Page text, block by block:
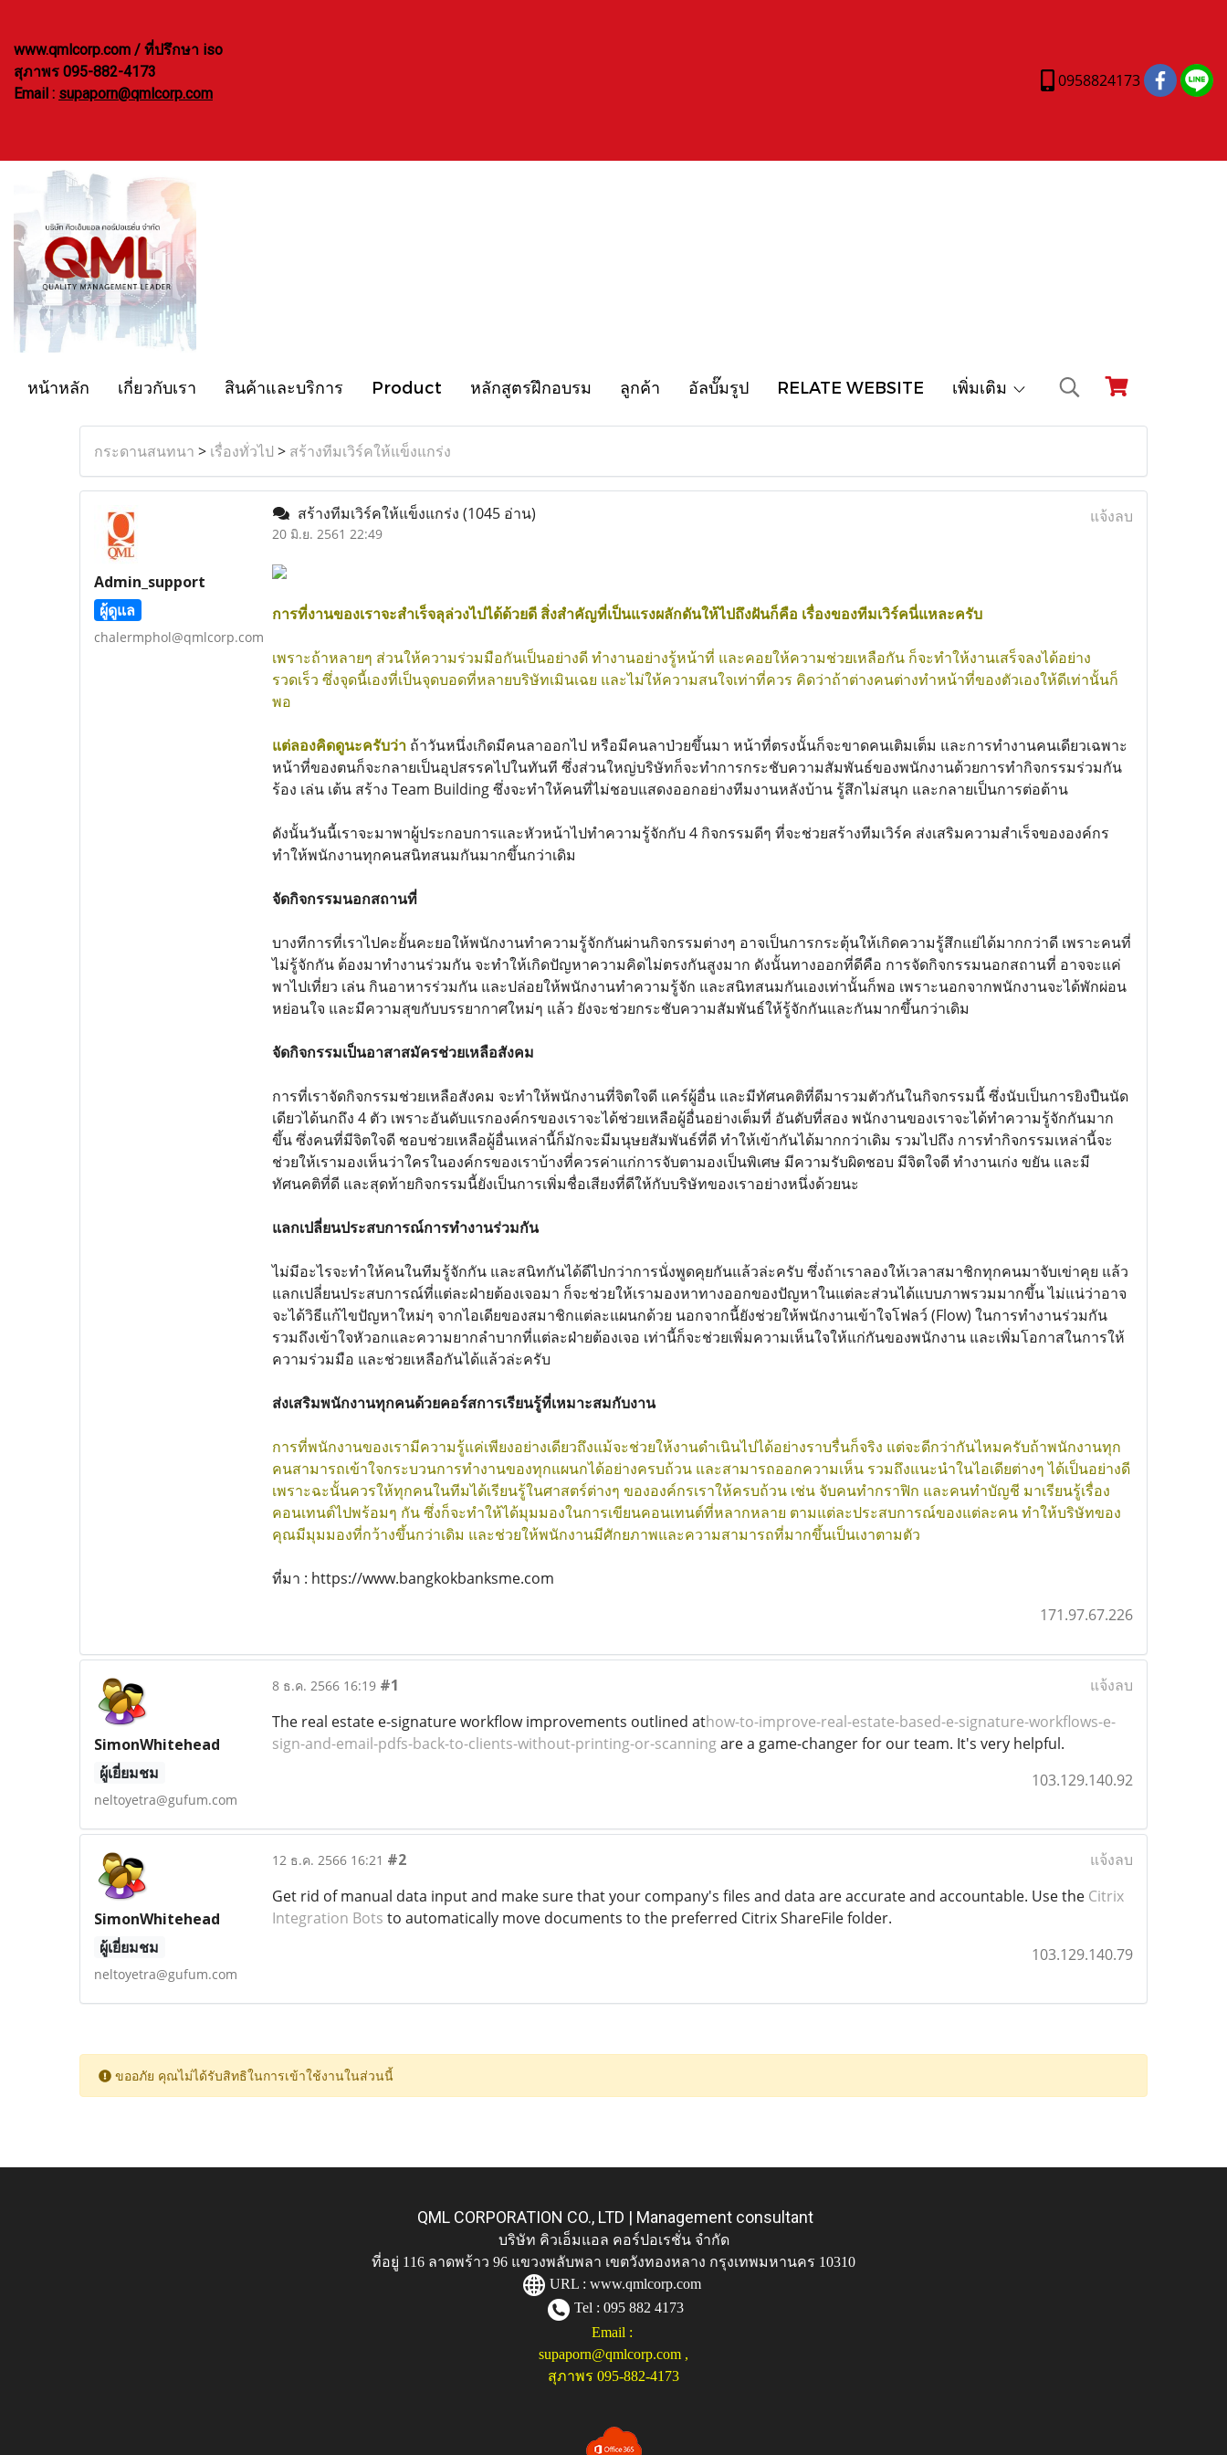
www.qmlcorp.com / ที่ปรึกษา iso
สุภาพร 095-882-4173
Email : supaporn@qmlcorp.com
0958824173
หน้าหลัก เกี่ยวกับเรา สินค้าและบริการ Product หลักสูตรฝึกอบรม ลูกค้า อัลบั๊มรูป RELATE WEBSITE เพิ่มเติม
กระดานสนทนา > เรื่องทั่วไป > สร้างทีมเวิร์คให้แข็งแกร่ง
Admin_support
ผู้ดูแล
chalermphol@qmlcorp.com
สร้างทีมเวิร์คให้แข็งแกร่ง (1045 อ่าน)
20 มิ.ย. 2561 22:49
แจ้งลบ
การที่งานของเราจะสำเร็จลุล่วงไปได้ด้วยดี สิ่งสำคัญที่เป็นแรงผลักดันให้ไปถึงฝันก็คือ เรื่องของทีมเวิร์คนี่แหละครับ
เพราะถ้าหลายๆ ส่วนให้ความร่วมมือกันเป็นอย่างดี ทำงานอย่างรู้หน้าที่ และคอยให้ความช่วยเหลือกัน ก็จะทำให้งานเสร็จลงได้อย่าง
รวดเร็ว ซึ่งจุดนี้เองที่เป็นจุดบอดที่หลายบริษัทเมินเฉย และไม่ให้ความสนใจเท่าที่ควร คิดว่าถ้าต่างคนต่างทำหน้าที่ของตัวเองให้ดีเท่านั้นก็
พอ
แต่ลองคิดดูนะครับว่าถ้าวันหนึ่งเกิดมีคนลาออกไป หรือมีคนลาป่วยขึ้นมา หน้าที่ตรงนั้นก็จะขาดคนเติมเต็ม และการทำงานคนเดียวเฉพาะ
หน้าที่ของตนก็จะกลายเป็นอุปสรรคไปในทันที ซึ่งส่วนใหญ่บริษัทก็จะทำการกระชับความสัมพันธ์ของพนักงานด้วยการทำกิจกรรมร่วมกัน
ร้อง เล่น เต้น สร้าง Team Building ซึ่งจะทำให้คนที่ไม่ชอบแสดงออกอย่างทีมงานหลังบ้าน รู้สึกไม่สนุก และกลายเป็นการต่อต้าน
ดังนั้นวันนี้เราจะมาพาผู้ประกอบการและหัวหน้าไปทำความรู้จักกับ 4 กิจกรรมดีๆ ที่จะช่วยสร้างทีมเวิร์ค ส่งเสริมความสำเร็จขององค์กร
ทำให้พนักงานทุกคนสนิทสนมกันมากขึ้นกว่าเดิม
จัดกิจกรรมนอกสถานที่
บางทีการที่เราไปคะยั้นคะยอให้พนักงานทำความรู้จักกันผ่านกิจกรรมต่างๆ อาจเป็นการกระตุ้นให้เกิดความรู้สึกแย่ได้มากกว่าดี เพราะคนที่
ไม่รู้จักกัน ต้องมาทำงานร่วมกัน จะทำให้เกิดปัญหาความคิดไม่ตรงกันสูงมาก ดังนั้นทางออกที่ดีคือ การจัดกิจกรรมนอกสถานที่ อาจจะแค่
พาไปเที่ยว เล่น กินอาหารร่วมกัน และปล่อยให้พนักงานทำความรู้จัก และสนิทสนมกันเองเท่านั้นก็พอ เพราะนอกจากพนักงานจะได้พักผ่อน
หย่อนใจ และมีความสุขกับบรรยากาศใหม่ๆ แล้ว ยังจะช่วยกระชับความสัมพันธ์ให้รู้จักกันและกันมากขึ้นกว่าเดิม
จัดกิจกรรมเป็นอาสาสมัครช่วยเหลือสังคม
การที่เราจัดกิจกรรมช่วยเหลือสังคม จะทำให้พนักงานที่จิตใจดี แคร์ผู้อื่น และมีทัศนคติที่ดีมารวมตัวกันในกิจกรรมนี้ ซึ่งนับเป็นการยิงปืนนัด
เดียวได้นกถึง 4 ตัว เพราะอันดับแรกองค์กรของเราจะได้ช่วยเหลือผู้อื่นอย่างเต็มที่ อันดับที่สอง พนักงานของเราจะได้ทำความรู้จักกันมาก
ขึ้น ซึ่งคนที่มีจิตใจดี ชอบช่วยเหลือผู้อื่นเหล่านี้ก็มักจะมีมนุษยสัมพันธ์ที่ดี ทำให้เข้ากันได้มากกว่าเดิม รวมไปถึง การทำกิจกรรมเหล่านี้จะ
ช่วยให้เรามองเห็นว่าใครในองค์กรของเราบ้างที่ควรค่าแก่การจับตามองเป็นพิเศษ มีความรับผิดชอบ มีจิตใจดี ทำงานเก่ง ขยัน และมี
ทัศนคติที่ดี และสุดท้ายกิจกรรมนี้ยังเป็นการเพิ่มชื่อเสียงที่ดีให้กับบริษัทของเราอย่างหนึ่งด้วยนะ
แลกเปลี่ยนประสบการณ์การทำงานร่วมกัน
ไม่มีอะไรจะทำให้คนในทีมรู้จักกัน และสนิทกันได้ดีไปกว่าการนั่งพูดคุยกันแล้วล่ะครับ ซึ่งถ้าเราลองให้เวลาสมาชิกทุกคนมาจับเข่าคุย แล้ว
แลกเปลี่ยนประสบการณ์ที่แต่ละฝ่ายต้องเจอมา ก็จะช่วยให้เรามองหาทางออกของปัญหาในแต่ละส่วนได้แบบภาพรวมมากขึ้น ไม่แน่ว่าอาจ
จะได้วิธีแก้ไขปัญหาใหม่ๆ จากไอเดียของสมาชิกแต่ละแผนกด้วย นอกจากนี้ยังช่วยให้พนักงานเข้าใจโฟลว์ (Flow) ในการทำงานร่วมกัน
รวมถึงเข้าใจหัวอกและความยากลำบากที่แต่ละฝ่ายต้องเจอ เท่านี้ก็จะช่วยเพิ่มความเห็นใจให้แก่กันของพนักงาน และเพิ่มโอกาสในการให้
ความร่วมมือ และช่วยเหลือกันได้แล้วล่ะครับ
ส่งเสริมพนักงานทุกคนด้วยคอร์สการเรียนรู้ที่เหมาะสมกับงาน
การที่พนักงานของเรามีความรู้แค่เพียงอย่างเดียวถึงแม้จะช่วยให้งานดำเนินไปได้อย่างราบรื่นก็จริง แต่จะดีกว่ากันไหมครับถ้าพนักงานทุก
คนสามารถเข้าใจกระบวนการทำงานของทุกแผนกได้อย่างครบถ้วน และสามารถออกความเห็น รวมถึงแนะนำในไอเดียต่างๆ ได้เป็นอย่างดี
เพราะฉะนั้นควรให้ทุกคนในทีมได้เรียนรู้ในศาสตร์ต่างๆ ขององค์กรเราให้ครบถ้วน เช่น จับคนทำกราฟิก และคนทำบัญชี มาเรียนรู้เรื่อง
คอนเทนต์ไปพร้อมๆ กัน ซึ่งก็จะทำให้ได้มุมมองในการเขียนคอนเทนต์ที่หลากหลาย ตามแต่ละประสบการณ์ของแต่ละคน ทำให้บริษัทของ
คุณมีมุมมองที่กว้างขึ้นกว่าเดิม และช่วยให้พนักงานมีศักยภาพและความสามารถที่มากขึ้นเป็นเงาตามตัว
ที่มา : https://www.bangkokbanksme.com
171.97.67.226
SimonWhitehead
ผู้เยี่ยมชม
neltoyetra@gufum.com
8 ธ.ค. 2566 16:19 #1
แจ้งลบ
The real estate e-signature workflow improvements outlined athow-to-improve-real-estate-based-e-signature-workflows-e-
sign-and-email-pdfs-back-to-clients-without-printing-or-scanningare a game-changer for our team. It's very helpful.
103.129.140.92
SimonWhitehead
ผู้เยี่ยมชม
neltoyetra@gufum.com
12 ธ.ค. 2566 16:21 #2
แจ้งลบ
Get rid of manual data input and make sure that your company's files and data are accurate and accountable. Use the Citrix
Integration Bots to automatically move documents to the preferred Citrix ShareFile folder.
103.129.140.79
ขออภัย คุณไม่ได้รับสิทธิในการเข้าใช้งานในส่วนนี้
QML CORPORATION CO., LTD | Management consultant
บริษัท คิวเอ็มแอล คอร์ปอเรชั่น จำกัด
ที่อยู่ 116 ลาดพร้าว 96 แขวงพลับพลา เขตวังทองหลาง กรุงเทพมหานคร 10310
URL : www.qmlcorp.com
Tel : 095 882 4173
Email :
supaporn@qmlcorp.com ,
สุภาพร 095-882-4173